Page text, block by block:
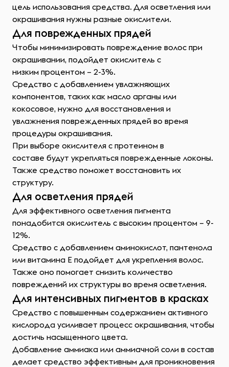
цель использования средства. Для осветления или
окрашивания нужны разные окислители.
Для поврежденных прядей
Чтобы минимизировать повреждение волос при
окрашивании, подойдет окислитель с
низким процентом – 2-3%.
Средство с добавлением увлажняющих
компонентов, таких как масло арганы или
кокосовое, нужно для восстановления и
увлажнения поврежденных прядей во время
процедуры окрашивания.
При выборе окислителя с протеином в
составе будут укрепляться поврежденные локоны.
Также средство поможет восстановить их
структуру.
Для осветления прядей
Для эффективного осветления пигмента
понадобится окислитель с высоким процентом – 9-
12%.
Средство с добавлением аминокислот, пантенола
или витамина Е подойдет для укрепления волос.
Также оно помогает снизить количество
повреждений их структуры во время осветления.
Для интенсивных пигментов в красках
Средство с повышенным содержанием активного
кислорода усиливает процесс окрашивания, чтобы
достичь насыщенного цвета.
Добавление аммиака или аммиачной соли в состав
делает средство эффективным для проникновения